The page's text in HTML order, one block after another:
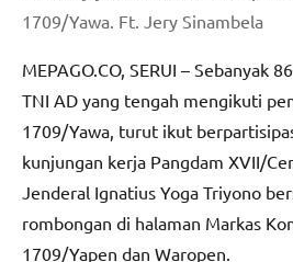
1709/Yawa. Ft. Jery Sinambela
MEPAGO.CO, SERUI – Sebanyak
TNI AD yang tengah mengikuti
1709/Yawa, turut ikut
kunjungan kerja Pangdam XVII/
Jenderal Ignatius Yoga Triyono
rombongan di halaman Markas
1709/Yapen dan Waropen.